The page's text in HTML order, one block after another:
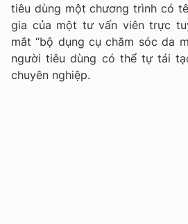
tiêu dùng một chương trình có
gia của một tư vấn viên trực
mắt “bộ dụng cụ chăm sóc da
người tiêu dùng có thể tự tái
chuyên nghiệp.